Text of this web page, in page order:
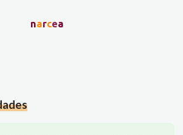
narcea